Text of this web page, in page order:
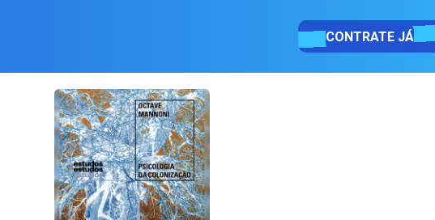
CONTRATE JÁ